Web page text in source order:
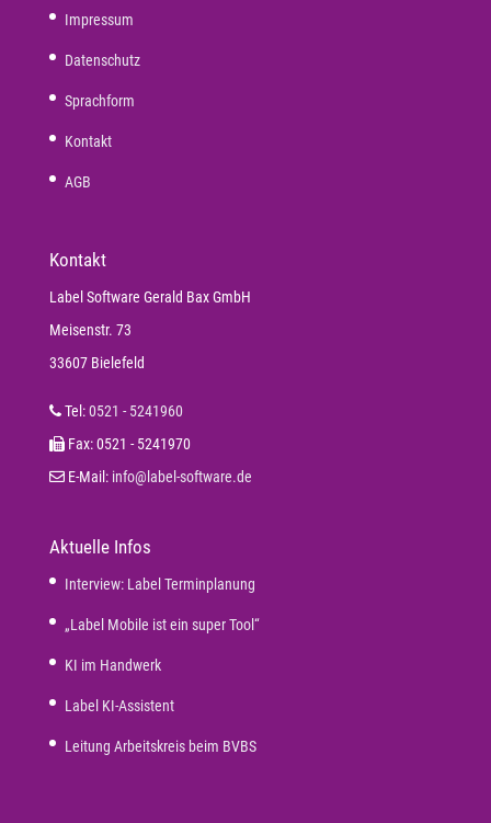
Impressum
Datenschutz
Sprachform
Kontakt
AGB
Kontakt
Label Software Gerald Bax GmbH
Meisenstr. 73
33607 Bielefeld
Tel:0521 - 5241960
Fax: 0521 - 5241970
E-Mail: info@label-software.de
Aktuelle Infos
Interview: Label Terminplanung
„Label Mobile ist ein super Tool“
KI im Handwerk
Label KI-Assistent
Leitung Arbeitskreis beim BVBS